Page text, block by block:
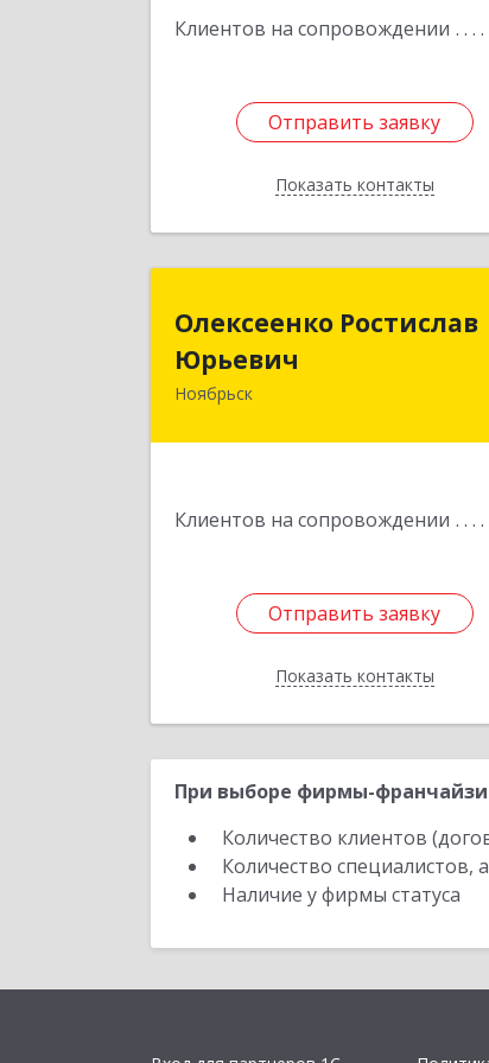
Клиентов на сопровождении
Отправить заявку
Показать контакты
Отправить заявку
Назад
Олексеенко Ростислав
Юрьевич
Ноябрьск
Клиентов на сопровождении
Отправить заявку
Показать контакты
Отправить заявку
Назад
При выборе фирмы-
Количество клиентов
Количество специалистов,
Наличие у фирмы статуса